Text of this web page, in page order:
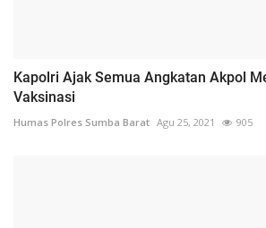
Kapolri Ajak Semua Angkatan Akpol
Vaksinasi
Humas Polres Sumba Barat Agu 25, 2021 905